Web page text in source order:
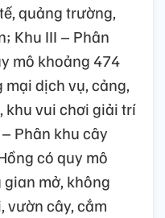
quảng trường,
Khu III – Phân
mô khoảng 474
dịch vụ, cảng,
khu vui chơi giải trí
Phân khu cây
có quy mô
mở, không
vườn cây, cắm